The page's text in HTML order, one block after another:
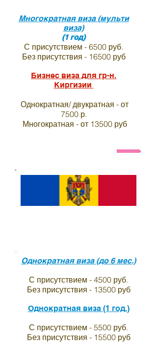
Многократная виза (мульти
виза)
(1 год)
С присутствием - 6500 руб.
Без присутствия - 16500 руб
Бизнес виза для гр-н.
Киргизии
Однократная/ двукратная - от
7500 р.
Многократная - от 13500 руб
Анкета и список необходимых
Однократная виза (до 6 мес.)
С присутствием - 4500 руб.
Без присутствия - 13500 руб
Однократная виза (1 год.)
С присутствием - 5500 руб.
Без присутствия - 15500 руб